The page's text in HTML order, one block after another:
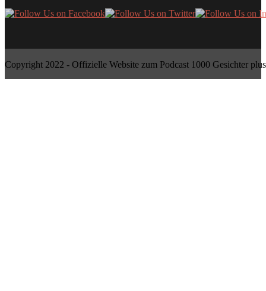
Copyright 2022 - Offizielle Website zum Podcast 1000 Gesichter